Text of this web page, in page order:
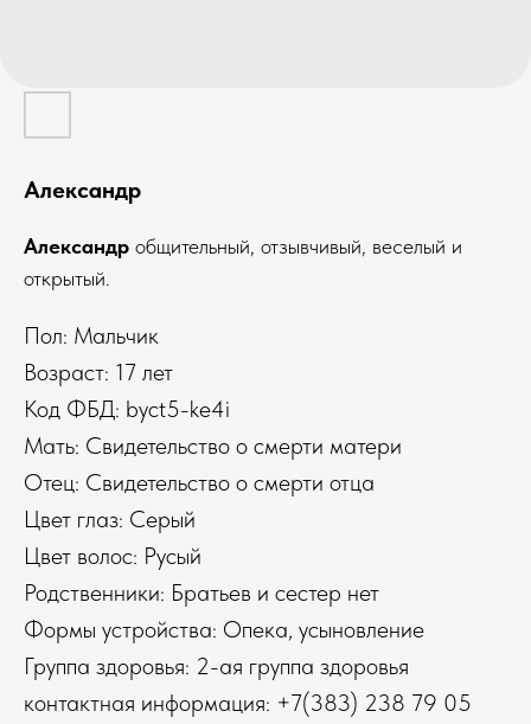
Александр
Александр общительный, отзывчивый, веселый и
открытый.
Пол: Мальчик
Возраст: 17 лет
Код ФБД: byct5-ke4i
Мать: Свидетельство о смерти матери
Отец: Свидетельство о смерти отца
Цвет глаз: Серый
Цвет волос: Русый
Родственники: Братьев и сестер нет
Формы устройства: Опека, усыновление
Группа здоровья: 2-ая группа здоровья
контактная информация: +7(383) 238 79 05